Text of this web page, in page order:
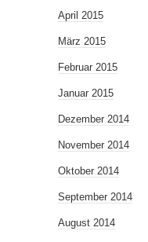
April 2015
März 2015
Februar 2015
Januar 2015
Dezember 2014
November 2014
Oktober 2014
September 2014
August 2014